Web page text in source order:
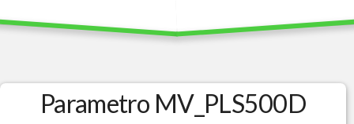
Parametro MV_PLS500D